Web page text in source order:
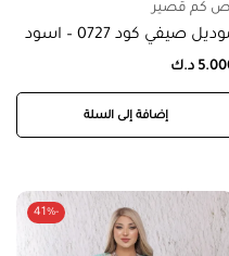
كم قصير
صيفي كود 0727 – اسود
د.ك
إضافة إلى السلة
-41%